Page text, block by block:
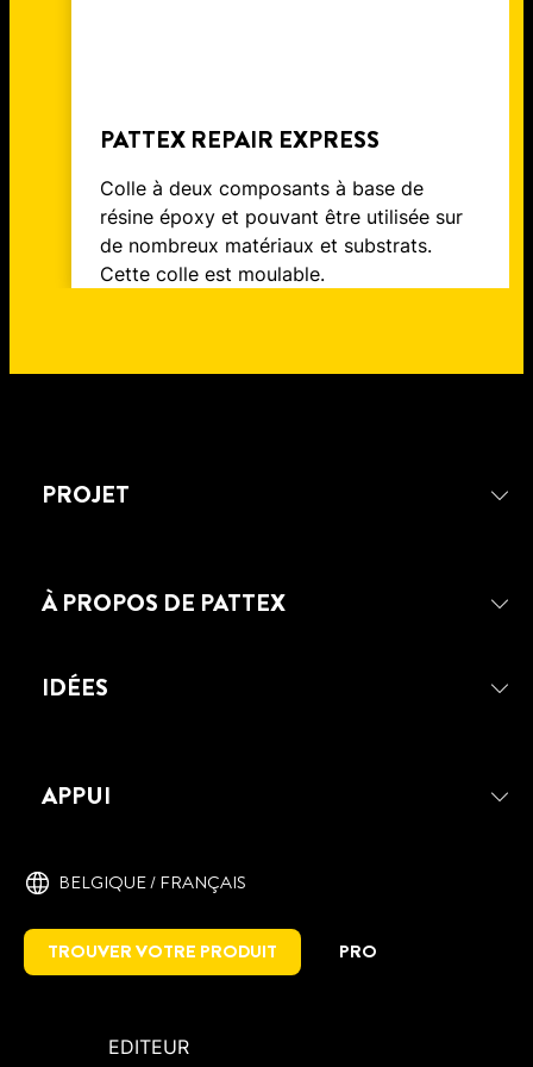
PATTEX REPAIR EXPRESS
Colle à deux composants à base de
résine époxy et pouvant être utilisée sur
de nombreux matériaux et substrats.
Cette colle est moulable.
PROJET
À PROPOS DE PATTEX
IDÉES
APPUI
BELGIQUE / FRANÇAIS
TROUVER VOTRE PRODUIT PRO
EDITEUR